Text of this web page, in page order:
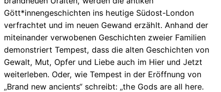
Gött*innengeschichten ins heutige Südost-London
verfrachtet und im neuen Gewand erzählt. Anhand der
miteinander verwobenen Geschichten zweier Familien
demonstriert Tempest, dass die alten Geschichten von
Gewalt, Mut, Opfer und Liebe auch im Hier und Jetzt
weiterleben. Oder, wie Tempest in der Eröffnung von
„Brand new ancients“ schreibt: „the Gods are all here.